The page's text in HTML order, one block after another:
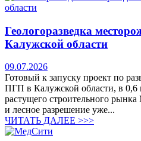
Геологоразведка
Калужской области
09.07.2026
Готовый к запуску проект по
ПГП в Калужской области, в 0,6
растущего строительного
и лесное разрешение уже...
ЧИТАТЬ ДАЛЕЕ >>>